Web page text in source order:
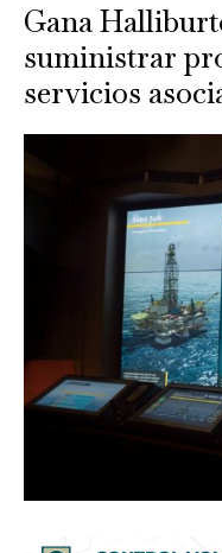
Gana
suministrar
servicios